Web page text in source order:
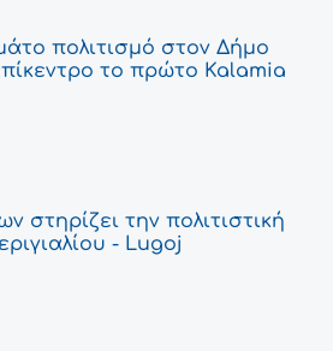
πολιτισμό στον Δήμο
το πρώτο Kalamia
στηρίζει την πολιτιστική
- Lugoj